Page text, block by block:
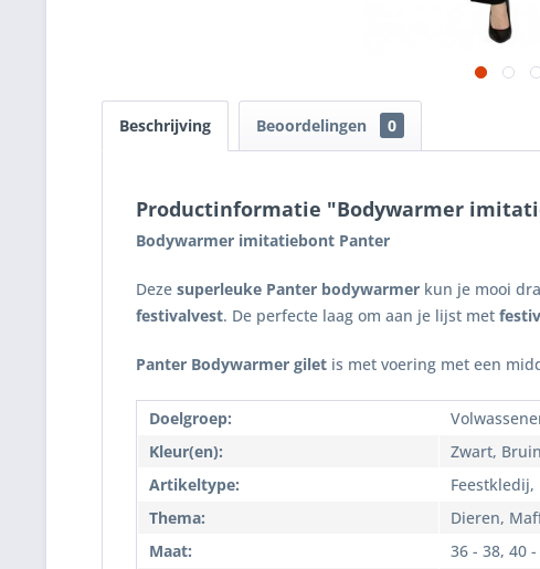
Beschrijving Beoordelingen 0
Productinformatie "Bodywarmer
Bodywarmer imitatiebont Panter
Deze superleuke Panter bodywarmer kun je mooi
festivalvest. De perfecte laag om aan je lijst met
Panter Bodywarmer gilet is met voering met een
Doelgroep:
Kleur(en):
Zwart,
Artikeltype:
Thema:
Dieren,
Maat:
36 - 38, 40